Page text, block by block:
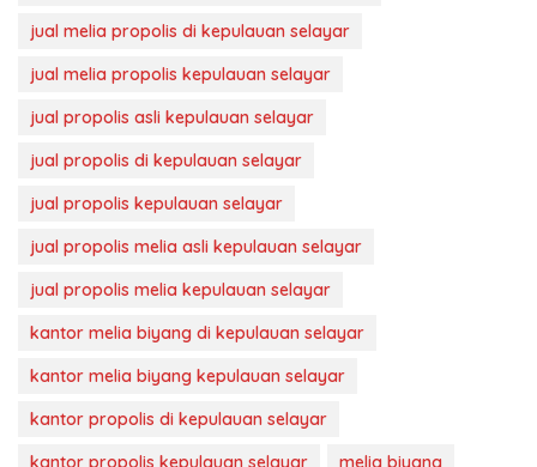
jual melia propolis di kepulauan selayar
jual melia propolis kepulauan selayar
jual propolis asli kepulauan selayar
jual propolis di kepulauan selayar
jual propolis kepulauan selayar
jual propolis melia asli kepulauan selayar
jual propolis melia kepulauan selayar
kantor melia biyang di kepulauan selayar
kantor melia biyang kepulauan selayar
kantor propolis di kepulauan selayar
kantor propolis kepulauan selayar
melia biyang